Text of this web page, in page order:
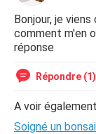
Bonjour, je
comment m'en
réponse
Répondre (1)
A voir
Soigné un